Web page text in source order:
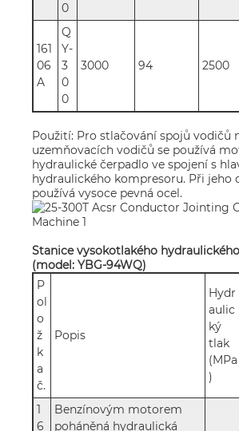
0
161
06
A
Q
Y-
3
0
0
3000 94 2500
Použití: Pro stlačování spojů vodičů
uzemňovacích vodičů se používá
hydraulické čerpadlo ve spojení s
hydraulického kompresoru. Při jeho
používá vysoce pevná ocel.
Stanice vysokotlakého
(model: YBG-94WQ)
P
ol
o
ž
k
a
č.
Popis
Hydr
aulic
ký
tlak
(MPa
)
1
6
Benzínovým motorem
poháněná hydraulická